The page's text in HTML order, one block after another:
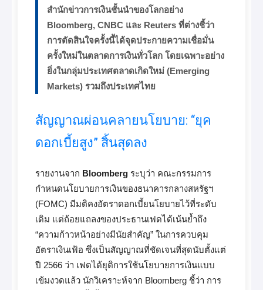
สำนักข่าวการเงินชั้นนำของโลกอย่าง
Bloomberg, CNBC และ Reuters ที่ต่างชี้ว่า
การตัดสินใจครั้งนี้ได้จุดประกายความเชื่อมั่น
ครั้งใหม่ในตลาดการเงินทั่วโลก โดยเฉพาะอย่าง
ยิ่งในกลุ่มประเทศตลาดเกิดใหม่ (Emerging
Markets) รวมถึงประเทศไทย
สัญญาณผ่อนคลายนโยบาย: “ยุค
ดอกเบี้ยสูง” สิ้นสุดลง
รายงานจาก Bloomberg ระบุว่า คณะกรรมการ
กำหนดนโยบายการเงินของธนาคารกลางสหรัฐฯ
(FOMC) มีมติคงอัตราดอกเบี้ยนโยบายไว้ที่ระดับ
เดิม แต่ถ้อยแถลงของประธานเฟดได้เน้นย้ำถึง
“ความก้าวหน้าอย่างมีนัยสำคัญ” ในการควบคุม
อัตราเงินเฟ้อ ซึ่งเป็นสัญญาณที่ชัดเจนที่สุดนับตั้งแต่
ปี 2566 ว่า เฟดได้ยุติการใช้นโยบายการเงินแบบ
เข้มงวดแล้ว นักวิเคราะห์จาก Bloomberg ชี้ว่า การ